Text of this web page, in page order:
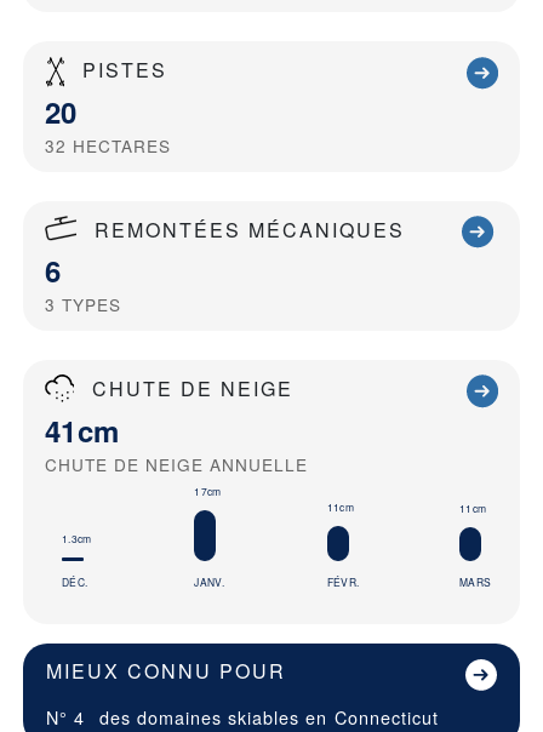
PISTES
20
32 HECTARES
REMONTÉES MÉCANIQUES
6
3 TYPES
CHUTE DE NEIGE
41cm
CHUTE DE NEIGE ANNUELLE
1.3cm
DÉC.
17cm
JANV.
11cm
FÉVR.
11cm
MARS
MIEUX CONNU POUR
N° 4 des domaines skiables en Connecticut